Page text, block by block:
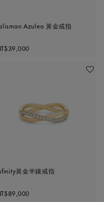
Azulea 黃金戒指
price
單 加入喜
黃金半鑲戒指
price